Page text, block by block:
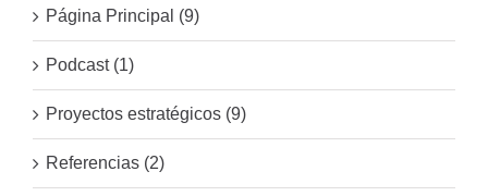
Página Principal (9)
Podcast (1)
Proyectos estratégicos (9)
Referencias (2)